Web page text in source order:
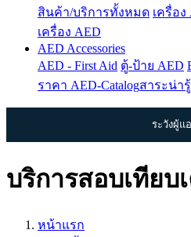
สินค้า/บริการทั้งหมด เครื่อง
เครื่อง AED
AED Accessories
AED - First Aid ตู้-ป้าย AED
ราคา AED-Catalogสาระน่า
ระวังผู้แ
บริการสอบเทียบ
หน้าแรก